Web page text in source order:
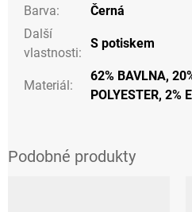
Barva:
Černá
Další
vlastnosti:
S potiskem
Materiál :
62% BAVLNA,
POLYESTER, 2%